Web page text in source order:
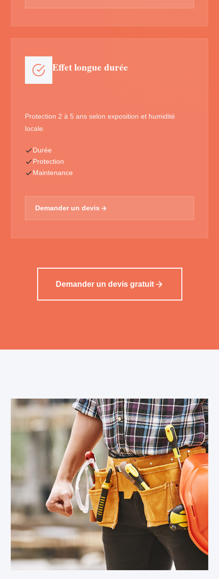
Effet longue durée
Protection 2 à 5 ans selon exposition et humidité
locale.
Durée
Protection
Maintenance
Demander un devis
Demander un devis gratuit